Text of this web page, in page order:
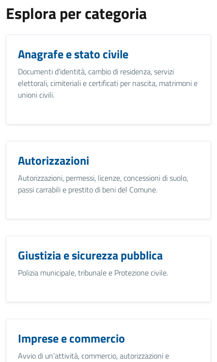
Esplora per categoria
Anagrafe e stato civile
Documenti d’identità, cambio di residenza, servizi
elettorali, cimiteriali e certificati per nascita, matrimoni e
unioni civili.
Autorizzazioni
Autorizzazioni, permessi, licenze, concessioni di suolo,
passi carrabili e prestito di beni del Comune.
Giustizia e sicurezza pubblica
Polizia municipale, tribunale e Protezione civile.
Imprese e commercio
Avvio di un’attività, commercio, autorizzazioni e